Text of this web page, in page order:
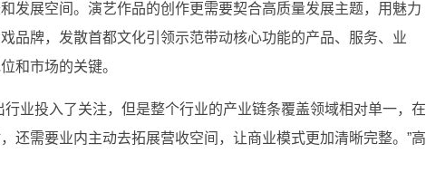
发展空间。演艺作品的创作更需要契合高质量发展主题，用魅力
品牌，发散首都文化引领示范带动核心功能的产品、服务、业
和市场的关键。
行业投入了关注，但是整个行业的产业链条覆盖领域相对单一，在
还需要业内主动去拓展营收空间，让商业模式更加清晰完整。”高